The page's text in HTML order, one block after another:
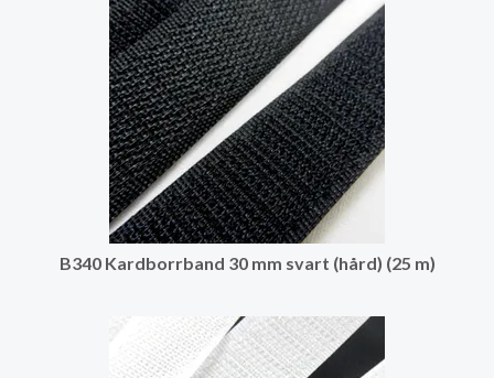
B340 Kardborrband 30 mm svart (hård) (25 m)